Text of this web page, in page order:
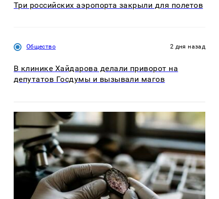
Три российских аэропорта закрыли для полетов
Общество 2 дня назад
В клинике Хайдарова делали приворот на
депутатов Госдумы и вызывали магов